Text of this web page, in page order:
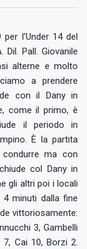
l’Under 14 del
Dil. Pall. Giovanile
alterne e molto
a prendere
con il Dany in
come il primo, è
il periodo in
È la partita
condurre ma con
col Dany in
gli altri poi i locali
minuti dalla fine
vittoriosamente:
3, Gambelli
Cai 10, Borzi 2.